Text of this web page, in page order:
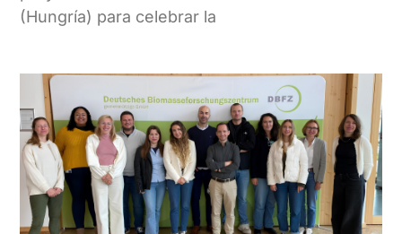
(Hungría) para celebrar la